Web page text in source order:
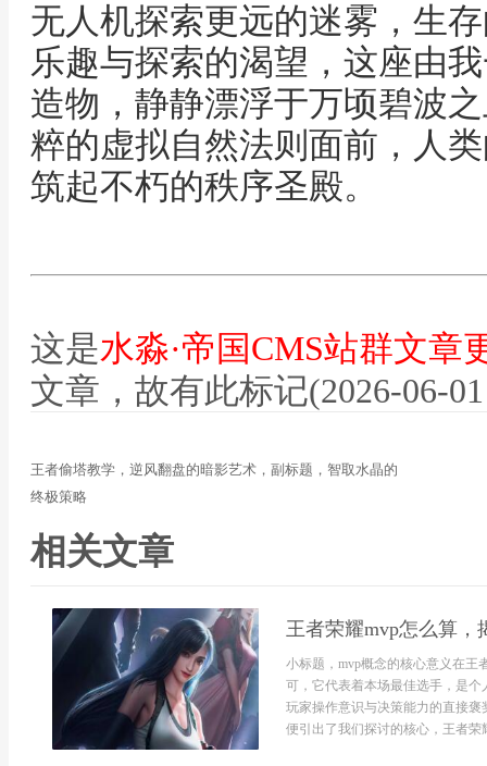
无人机探索更远的迷雾，生
乐趣与探索的渴望，这座由
造物，静静漂浮于万顷碧波
粹的虚拟自然法则面前，人
筑起不朽的秩序圣殿。
这是水淼·帝国CMS站群文章
文章，故有此标记(2026-06-
王者偷塔教学，逆风翻盘的暗影艺术，副标题，智取水晶的
终极策略
相关文章
王者荣耀mvp怎么算，
小标题，mvp概念的核心意义在王
可，它代表着本场最佳选手，是
玩家操作意识与决策能力的直接
便引出了我们探讨的核心，王者荣